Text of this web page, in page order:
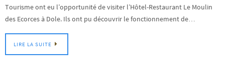
Tourisme ont eu l’opportunité de visiter l’Hôtel-Restaurant Le Moulin
des Ecorces à Dole. Ils ont pu découvrir le fonctionnement de…
LIRE LA SUITE